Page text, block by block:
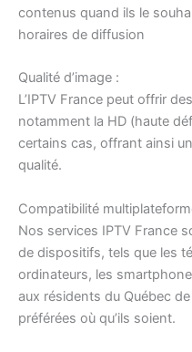
contenus quand ils le
horaires de diffusion
Qualité d’image :
L’IPTV France peut offrir
notamment la HD (haute
certains cas, offrant ainsi
qualité.
Compatibilité
Nos services IPTV France
de dispositifs, tels que les
ordinateurs, les
aux résidents du Québec
préférées où qu’ils soient.